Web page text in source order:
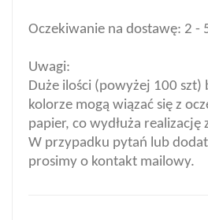
Oczekiwanie na dostawę: 2 -
Uwagi:
Duże ilości (powyżej 100 szt)
kolorze mogą wiązać się z
papier, co wydłuża realizację
W przypadku pytań lub
prosimy o kontakt mailowy.